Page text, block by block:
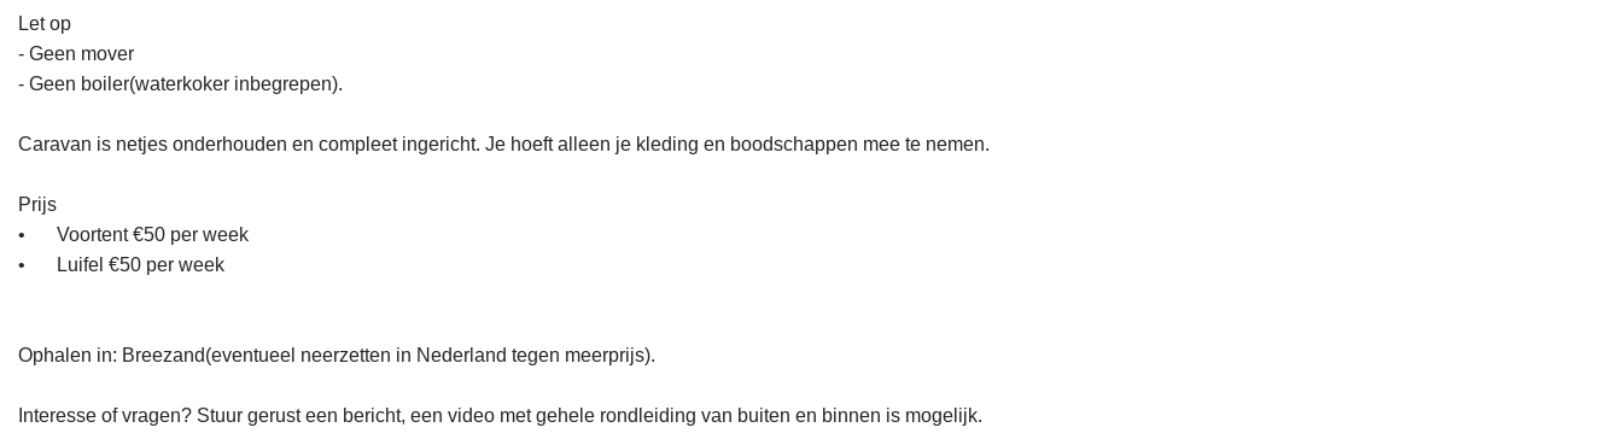
Let op
- Geen mover
- Geen boiler(waterkoker inbegrepen).
Caravan is netjes onderhouden en compleet ingericht. Je hoeft alleen je kleding en boodschappen mee te nemen.
Prijs
•	Voortent €50 per week
•	Luifel €50 per week
Ophalen in: Breezand(eventueel neerzetten in Nederland tegen meerprijs).
Interesse of vragen? Stuur gerust een bericht, een video met gehele rondleiding van buiten en binnen is mogelijk.